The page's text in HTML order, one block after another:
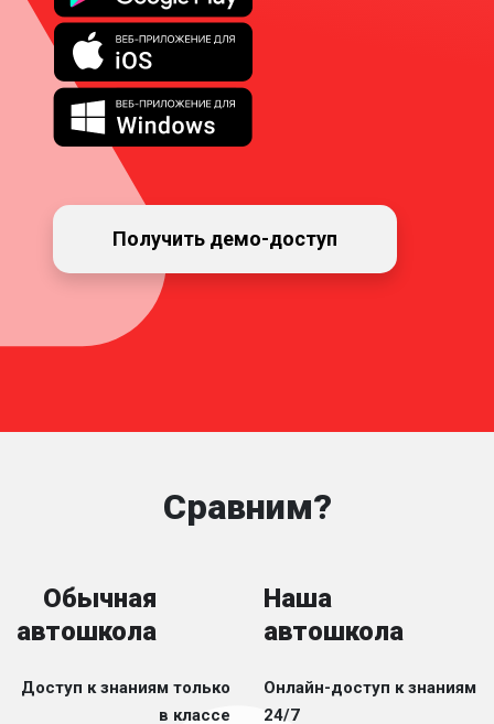
Получить демо-доступ
Сравним?
Обычная
автошкола
Наша
автошкола
Доступ к знаниям только
в классе
Онлайн-доступ к знаниям
24/7